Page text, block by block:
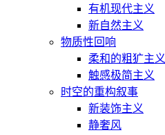
有机现代主义
新自然主义
物质性回响
柔和的粗犷主义
触感极简主义
时空的重构叙事
新装饰主义
静奢风